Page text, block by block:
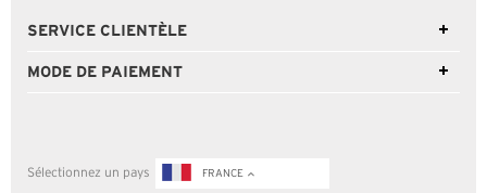
SERVICE CLIENTÈLE
MODE DE PAIEMENT
Sélectionnez un pays FRANCE